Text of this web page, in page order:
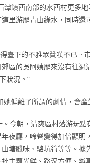
鎮西南部的水西村更多
里游歷青山綠水，同時
得臺下的不雅眾贊嘆不已。
區的吳阿姨歷來沒有往過
狀況。”
偏離了所謂的劇情，會產
今朝，清爽區村落游玩
夜廳，啼聲變得加倍顯
塘臘味、駱坑筍等等。據
主題光鮮、路況方便、